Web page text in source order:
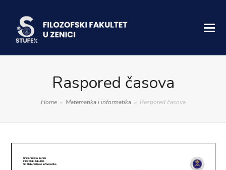
Raspored časova
Home » Matematika i informatika » Raspored časova